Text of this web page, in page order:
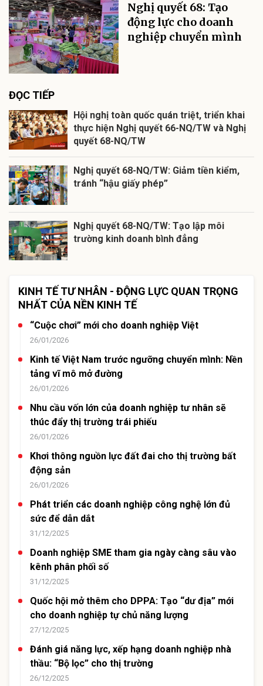
Nghị quyết 68: Tạo
động lực cho doanh
nghiệp chuyển mình
ĐỌC TIẾP
Hội nghị toàn quốc quán triệt, triển khai
thực hiện Nghị quyết 66-NQ/TW và Nghị
quyết 68-NQ/TW
Nghị quyết 68-NQ/TW: Giảm tiền kiểm,
tránh “hậu giấy phép”
Nghị quyết 68-NQ/TW: Tạo lập môi
trường kinh doanh bình đẳng
KINH TẾ TƯ NHÂN - ĐỘNG LỰC QUAN TRỌNG
NHẤT CỦA NỀN KINH TẾ
“Cuộc chơi” mới cho doanh nghiệp Việt
26/01/2026
Kinh tế Việt Nam trước ngưỡng chuyển mình: Nền
tảng vĩ mô mở đường
26/01/2026
Nhu cầu vốn lớn của doanh nghiệp tư nhân sẽ
thúc đẩy thị trường trái phiếu
26/01/2026
Khơi thông nguồn lực đất đai cho thị trường bất
động sản
26/01/2026
Phát triển các doanh nghiệp công nghệ lớn đủ
sức để dẫn dắt
31/12/2025
Doanh nghiệp SME tham gia ngày càng sâu vào
kênh phân phối số
31/12/2025
Quốc hội mở thêm cho DPPA: Tạo “dư địa” mới
cho doanh nghiệp tự chủ năng lượng
27/12/2025
Đánh giá năng lực, xếp hạng doanh nghiệp nhà
thầu: “Bộ lọc” cho thị trường
26/12/2025